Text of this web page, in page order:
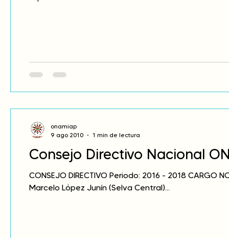
Consejo Directivo Nacional
CONSEJO DIRECTIVO Periodo: 2016 - 2018 CARGO
Marcelo López Junín (Selva Central)...
onamiap
9 ago 2010
1 min de lectura